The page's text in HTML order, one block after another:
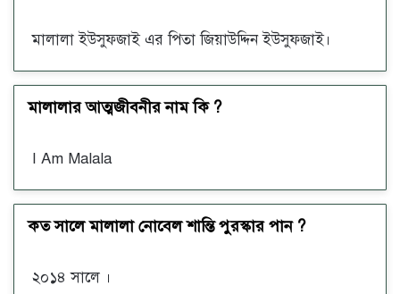
মালালা ইউসুফজাই এর পিতা জিয়াউদ্দিন ইউসুফজাই।
মালালার আত্মজীবনীর নাম কি ?
I Am Malala
কত সালে মালালা নোবেল শান্তি পুরস্কার পান ?
২০১৪ সালে ।